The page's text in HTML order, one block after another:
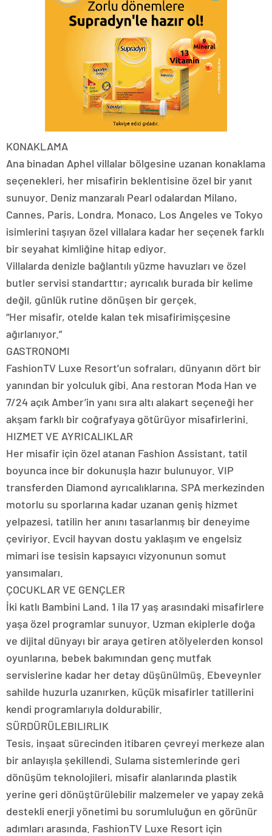
KONAKLAMA
Ana binadan Aphel villalar bölgesine uzanan konaklama
seçenekleri, her misafirin beklentisine özel bir yanıt
sunuyor. Deniz manzaralı Pearl odalardan Milano,
Cannes, Paris, Londra, Monaco, Los Angeles ve Tokyo
isimlerini taşıyan özel villalara kadar her seçenek farklı
bir seyahat kimliğine hitap ediyor.
Villalarda denizle bağlantılı yüzme havuzları ve özel
butler servisi standarttır; ayrıcalık burada bir kelime
değil, günlük rutine dönüşen bir gerçek.
“Her misafir, otelde kalan tek misafirimişçesine
ağırlanıyor.”
GASTRONOMI
FashionTV Luxe Resort’un sofraları, dünyanın dört bir
yanından bir yolculuk gibi. Ana restoran Moda Han ve
7/24 açık Amber’in yanı sıra altı alakart seçeneği her
akşam farklı bir coğrafyaya götürüyor misafirlerini.
HIZMET VE AYRICALIKLAR
Her misafir için özel atanan Fashion Assistant, tatil
boyunca ince bir dokunuşla hazır bulunuyor. VIP
transferden Diamond ayrıcalıklarına, SPA merkezinden
motorlu su sporlarına kadar uzanan geniş hizmet
yelpazesi, tatilin her anını tasarlanmış bir deneyime
çeviriyor. Evcil hayvan dostu yaklaşım ve engelsiz
mimari ise tesisin kapsayıcı vizyonunun somut
yansımaları.
ÇOCUKLAR VE GENÇLER
İki katlı Bambini Land, 1 ila 17 yaş arasındaki misafirlere
yaşa özel programlar sunuyor. Uzman ekiplerle doğa
ve dijital dünyayı bir araya getiren atölyelerden konsol
oyunlarına, bebek bakımından genç mutfak
servislerine kadar her detay düşünülmüş. Ebeveynler
sahilde huzurla uzanırken, küçük misafirler tatillerini
kendi programlarıyla doldurabilir.
SÜRDÜRÜLEBILIRLIK
Tesis, inşaat sürecinden itibaren çevreyi merkeze alan
bir anlayışla şekillendi. Sulama sistemlerinde geri
dönüşüm teknolojileri, misafir alanlarında plastik
yerine geri dönüştürülebilir malzemeler ve yapay zekâ
destekli enerji yönetimi bu sorumluluğun en görünür
adımları arasında. FashionTV Luxe Resort için